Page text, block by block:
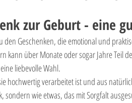
zur Geburt - eine
den Geschenken, die emotional und
kann über Monate oder sogar Jahre Teil
liebevolle Wahl.
hochwertig verarbeitet ist und aus
sondern wie etwas, das mit Sorgfalt